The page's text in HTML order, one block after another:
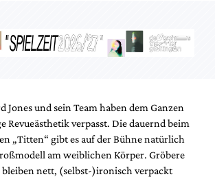
Jones und sein Team haben dem Ganzen
Revueästhetik verpasst. Die dauernd beim
„Titten“ gibt es auf der Bühne natürlich
am weiblichen Körper. Gröbere
nett, (selbst-)ironisch verpackt